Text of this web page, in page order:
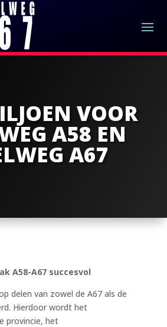
VOOR
A58 EN
A67
A58-A67 succesvol
delen van zowel de A67 als de
Hierdoor wordt het
provincie, het